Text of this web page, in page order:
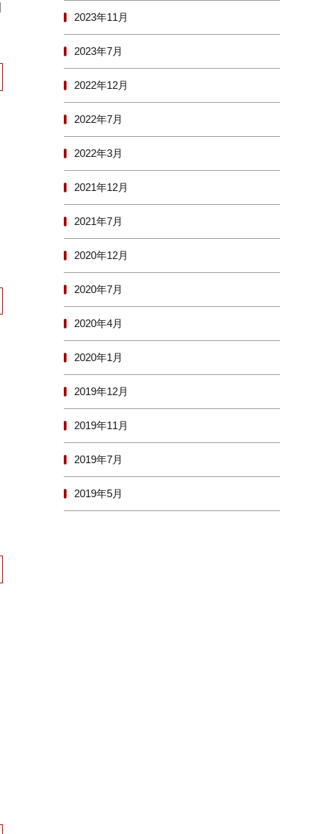
2023年11月
2023年7月
2022年12月
2022年7月
2022年3月
2021年12月
2021年7月
2020年12月
2020年7月
2020年4月
2020年1月
2019年12月
2019年11月
2019年7月
2019年5月